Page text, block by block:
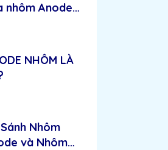
nhôm Anode –
mỹNHÔM LÀ
Nhôm
và Nhôm